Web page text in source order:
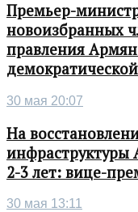
Премьер-
новоизбранных
правления
30 мая 20:07
На
инфраструктуры
2-3 лет: вице-
30 мая 13:11